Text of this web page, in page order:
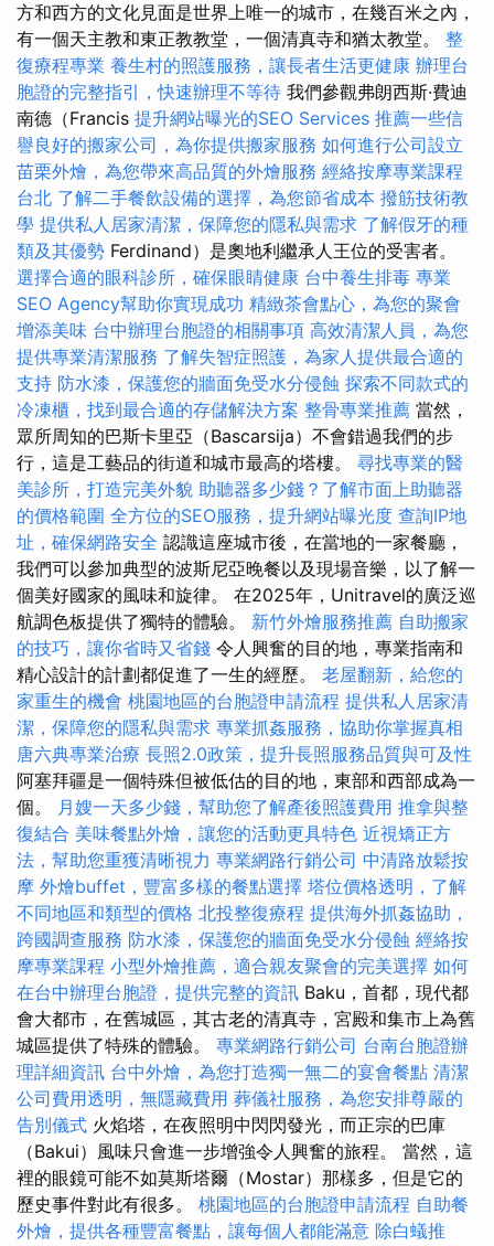
方和西方的文化見面是世界上唯一的城市，在幾百米之內，
有一個天主教和東正教教堂，一個清真寺和猶太教堂。 整
復療程專業 養生村的照護服務，讓長者生活更健康 辦理台
胞證的完整指引，快速辦理不等待 我們參觀弗朗西斯·費迪
南德（Francis 提升網站曝光的SEO Services 推薦一些信
譽良好的搬家公司，為你提供搬家服務 如何進行公司設立
苗栗外燴，為您帶來高品質的外燴服務 經絡按摩專業課程
台北 了解二手餐飲設備的選擇，為您節省成本 撥筋技術教
學 提供私人居家清潔，保障您的隱私與需求 了解假牙的種
類及其優勢 Ferdinand）是奧地利繼承人王位的受害者。
選擇合適的眼科診所，確保眼睛健康 台中養生排毒 專業
SEO Agency幫助你實現成功 精緻茶會點心，為您的聚會
增添美味 台中辦理台胞證的相關事項 高效清潔人員，為您
提供專業清潔服務 了解失智症照護，為家人提供最合適的
支持 防水漆，保護您的牆面免受水分侵蝕 探索不同款式的
冷凍櫃，找到最合適的存儲解決方案 整骨專業推薦 當然，
眾所周知的巴斯卡里亞（Bascarsija）不會錯過我們的步
行，這是工藝品的街道和城市最高的塔樓。 尋找專業的醫
美診所，打造完美外貌 助聽器多少錢？了解市面上助聽器
的價格範圍 全方位的SEO服務，提升網站曝光度 查詢IP地
址，確保網路安全 認識這座城市後，在當地的一家餐廳，
我們可以參加典型的波斯尼亞晚餐以及現場音樂，以了解一
個美好國家的風味和旋律。 在2025年，Unitravel的廣泛巡
航調色板提供了獨特的體驗。 新竹外燴服務推薦 自助搬家
的技巧，讓你省時又省錢 令人興奮的目的地，專業指南和
精心設計的計劃都促進了一生的經歷。 老屋翻新，給您的
家重生的機會 桃園地區的台胞證申請流程 提供私人居家清
潔，保障您的隱私與需求 專業抓姦服務，協助你掌握真相
唐六典專業治療 長照2.0政策，提升長照服務品質與可及性
阿塞拜疆是一個特殊但被低估的目的地，東部和西部成為一
個。 月嫂一天多少錢，幫助您了解產後照護費用 推拿與整
復結合 美味餐點外燴，讓您的活動更具特色 近視矯正方
法，幫助您重獲清晰視力 專業網路行銷公司 中清路放鬆按
摩 外燴buffet，豐富多樣的餐點選擇 塔位價格透明，了解
不同地區和類型的價格 北投整復療程 提供海外抓姦協助，
跨國調查服務 防水漆，保護您的牆面免受水分侵蝕 經絡按
摩專業課程 小型外燴推薦，適合親友聚會的完美選擇 如何
在台中辦理台胞證，提供完整的資訊 Baku，首都，現代都
會大都市，在舊城區，其古老的清真寺，宮殿和集市上為舊
城區提供了特殊的體驗。 專業網路行銷公司 台南台胞證辦
理詳細資訊 台中外燴，為您打造獨一無二的宴會餐點 清潔
公司費用透明，無隱藏費用 葬儀社服務，為您安排尊嚴的
告別儀式 火焰塔，在夜照明中閃閃發光，而正宗的巴庫
（Bakui）風味只會進一步增強令人興奮的旅程。 當然，這
裡的眼鏡可能不如莫斯塔爾（Mostar）那樣多，但是它的
歷史事件對此有很多。 桃園地區的台胞證申請流程 自助餐
外燴，提供各種豐富餐點，讓每個人都能滿意 除白蟻推